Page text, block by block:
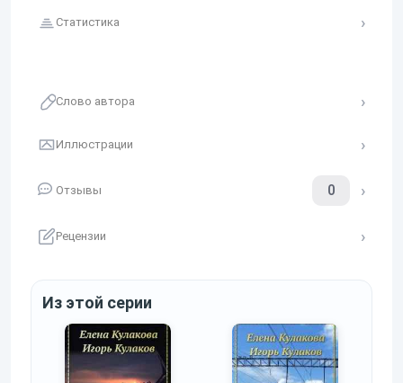
Статистика
Слово автора
Иллюстрации
Отзывы 0
Рецензии
Из этой серии